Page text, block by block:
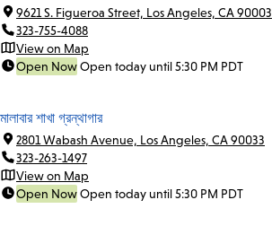
9621 S. Figueroa Street, Los Angeles, CA 90003
323-755-4088
View on Map
Open NowOpen today until 5:30 PM PDT
মালাবার শাখা গ্রন্থাগার
2801 Wabash Avenue, Los Angeles, CA 90033
323-263-1497
View on Map
Open NowOpen today until 5:30 PM PDT